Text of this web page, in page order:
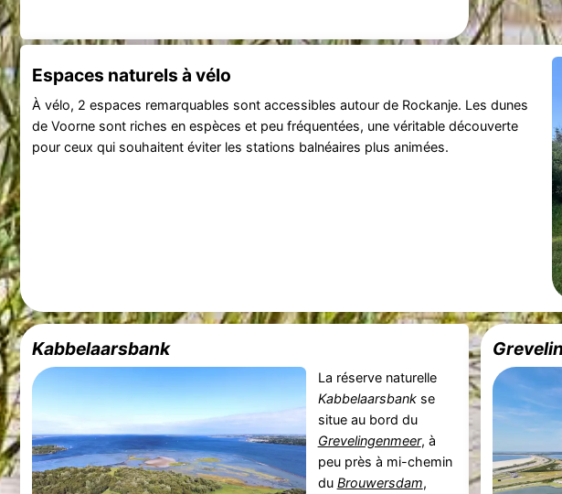
Espaces naturels à vélo
À vélo, 2 espaces remarquables sont accessibles autour de Rockanje. Les dunes
de Voorne sont riches en espèces et peu fréquentées, une véritable découverte
pour ceux qui souhaitent éviter les stations balnéaires plus animées.
Kabbelaarsbank
La réserve naturelle
Kabbelaarsbankse
situe au bord du
Grevelingenmeer, à
peu près à mi-chemin
du Brouwersdam,